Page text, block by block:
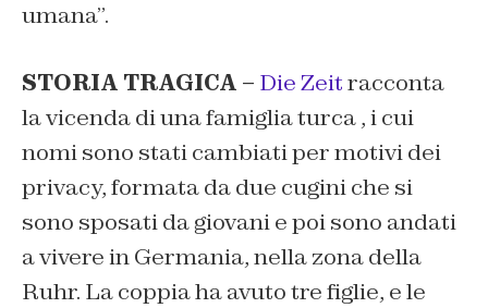
umana”.
STORIA TRAGICA – Die Zeitracconta
la vicenda di una famiglia turca , i cui
nomi sono stati cambiati per motivi dei
privacy, formata da due cugini che si
sono sposati da giovani e poi sono andati
a vivere in Germania, nella zona della
Ruhr. La coppia ha avuto tre figlie, e le